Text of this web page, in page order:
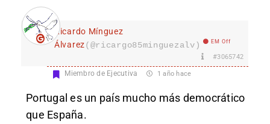
Ricardo Mínguez
Álvarez(@ricargo85minguezalv) EM Off
#3065742
Miembro de Ejecutiva 1 año hace
Portugal es un país mucho más democrático
que España.